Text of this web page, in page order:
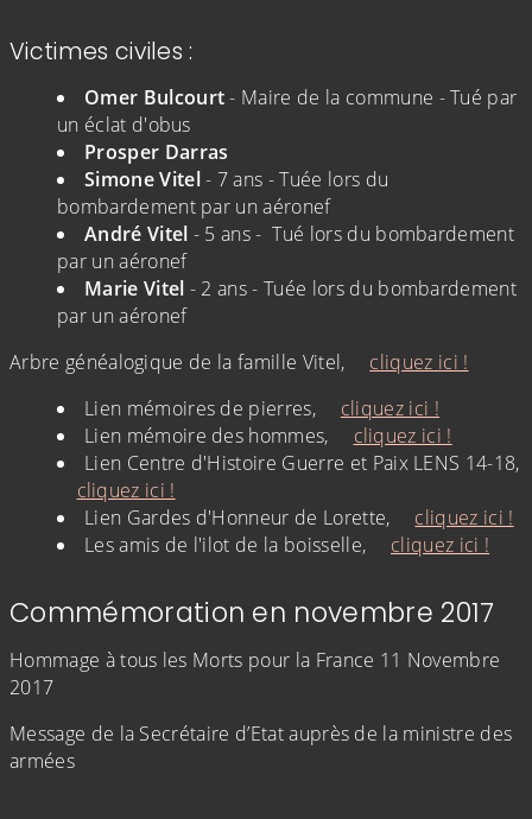
Victimes civiles :
Omer Bulcourt- Maire de la commune - Tué par
un éclat d'obus
Prosper Darras
Simone Vitel- 7 ans - Tuée lors du
bombardement par un aéronef
André Vitel - 5 ans - Tué lors du bombardement
par un aéronef
Marie Vitel - 2 ans - Tuée lors du bombardement
par un aéronef
Arbre généalogique de la famille Vitel,
cliquez ici !
Lien mémoires de pierres,
cliquez ici !
Lien mémoire des hommes,
cliquez ici !
Lien Centre d'Histoire Guerre et Paix LENS 14-18,
cliquez ici !
Lien Gardes d'Honneur de Lorette,
cliquez ici !
Les amis de l'ilot de la boisselle,
cliquez ici !
Commémoration en novembre 2017
Hommage à tous les Morts pour la France 11 Novembre
2017
Message de la Secrétaire d’Etat auprès de la ministre des
armées